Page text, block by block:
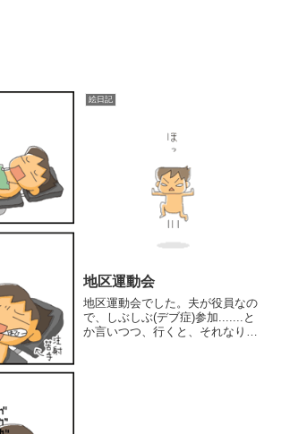
絵日記
地区運動会
地区運動会でした。夫が役員なの
で、しぶしぶ(デブ症)参加.......と
か言いつつ、行くと、それなりに